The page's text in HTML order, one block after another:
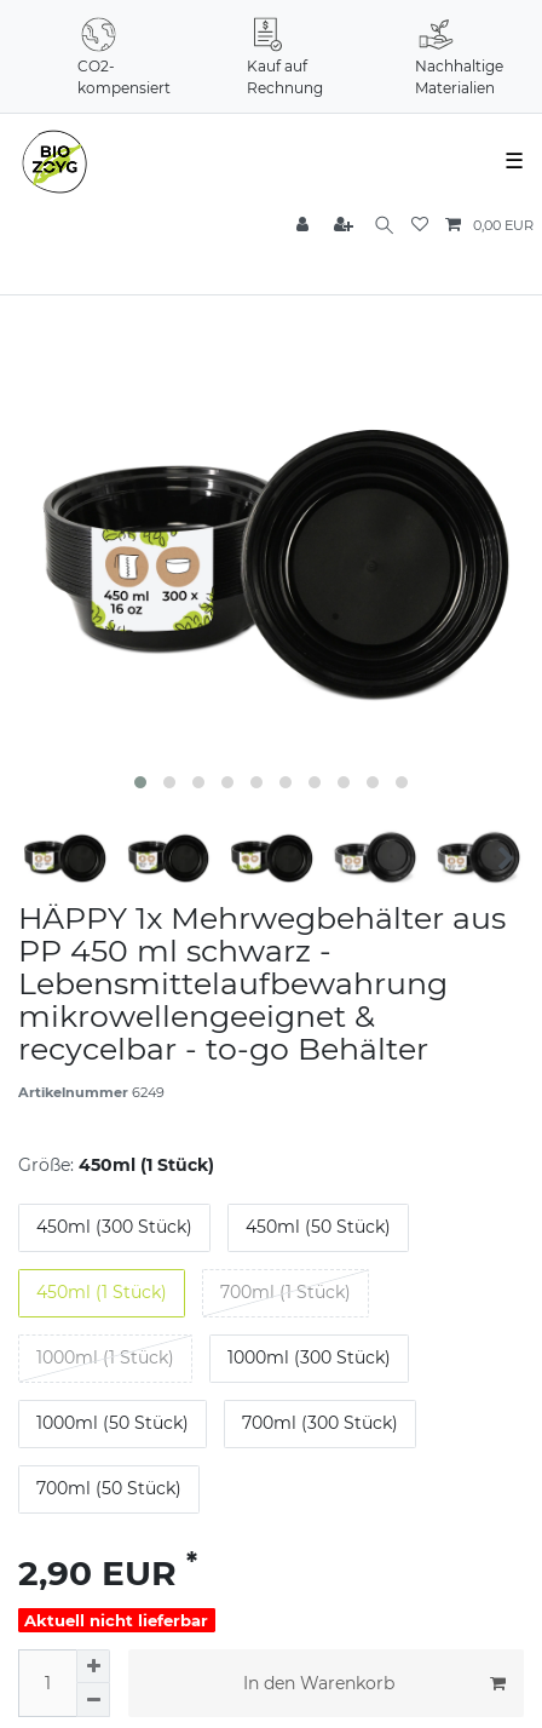
CO2-
kompensiert
Kauf auf
Rechnung
Nachhaltige
Materialien
☰
0,00 EUR
HÄPPY 1x Mehrwegbehälter aus
PP 450 ml schwarz -
Lebensmittelaufbewahrung
mikrowellengeeignet &
recycelbar - to-go Behälter
Artikelnummer 6249
Größe: 450ml (1 Stück)
450ml (300 Stück) 450ml (50 Stück)
450ml (1 Stück) 700ml (1 Stück)
1000ml (1 Stück) 1000ml (300 Stück)
1000ml (50 Stück) 700ml (300 Stück)
700ml (50 Stück)
2,90 EUR *
Aktuell nicht lieferbar
In den Warenkorb